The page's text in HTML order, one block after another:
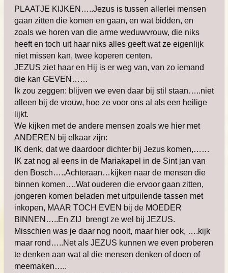
PLAATJE KIJKEN…..Jezus is tussen allerlei mensen
gaan zitten die komen en gaan, en wat bidden, en
zoals we horen van die arme weduwvrouw, die niks
heeft en toch uit haar niks alles geeft wat ze eigenlijk
niet missen kan, twee koperen centen.
JEZUS ziet haar en Hij is er weg van, van zo iemand
die kan GEVEN……
Ik zou zeggen: blijven we even daar bij stil staan…..niet
alleen bij de vrouw, hoe ze voor ons al als een heilige
lijkt.
We kijken met de andere mensen zoals we hier met
ANDEREN bij elkaar zijn:
IK denk, dat we daardoor dichter bij Jezus komen,……
IK zat nog al eens in de Mariakapel in de Sint jan van
den Bosch…..Achteraan…kijken naar de mensen die
binnen komen….Wat ouderen die ervoor gaan zitten,
jongeren komen beladen met uitpuilende tassen met
inkopen, MAAR TOCH EVEN bij de MOEDER
BINNEN…..En ZIJ brengt ze wel bij JEZUS.
Misschien was je daar nog nooit, maar hier ook, ….kijk
maar rond…..Net als JEZUS kunnen we even proberen
te denken aan wat al die mensen denken of doen of
meemaken…..